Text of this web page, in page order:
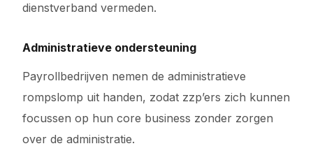
dienstverband vermeden.
Administratieve ondersteuning
Payrollbedrijven nemen de administratieve
rompslomp uit handen, zodat zzp’ers zich kunnen
focussen op hun core business zonder zorgen
over de administratie.